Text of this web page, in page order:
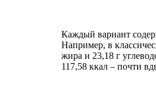
Каждый вариант
Например, в
жира и 23,18 г
117,58 ккал – почти